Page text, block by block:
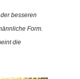
besseren
Form.
die